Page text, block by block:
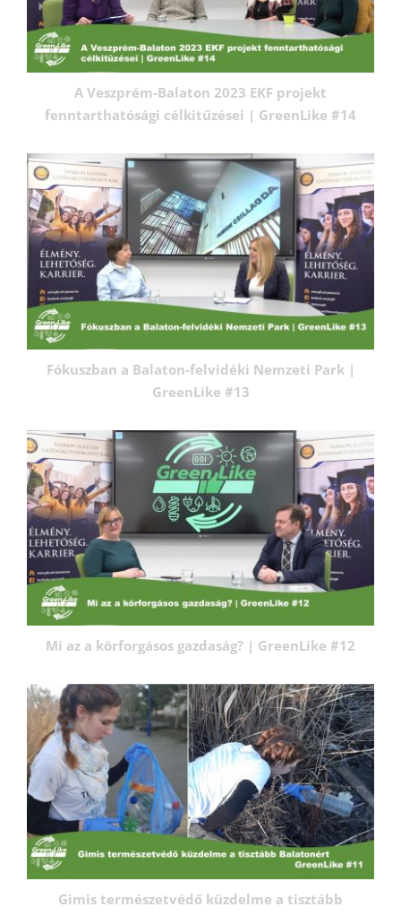
A Veszprém-Balaton 2023 EKF projekt
fenntarthatósági célkitűzései | GreenLike #14
Fókuszban a Balaton-felvidéki Nemzeti Park |
GreenLike #13
Mi az a körforgásos gazdaság? | GreenLike #12
Gimis természetvédő küzdelme a tisztább